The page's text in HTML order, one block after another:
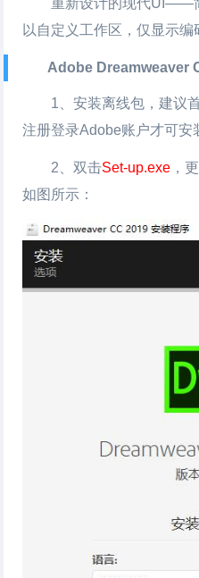
重新设计的现代UI——
以自定义工作区，仅显示编
Adobe Dreamweaver
1、安装离线包，建议
注册登录Adobe账户才可安
2、双击Set-up.exe ，
如图所示：